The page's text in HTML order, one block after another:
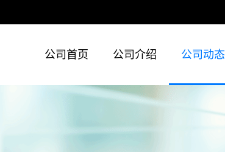
公司首页 公司介绍 公司动态